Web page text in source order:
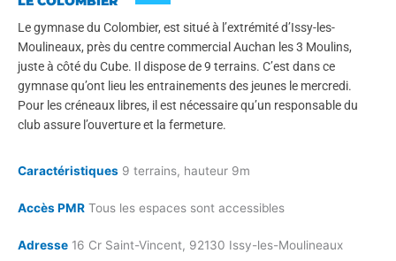
Le gymnase du Colombier, est situé à l’extrémité d’Issy-les-
Moulineaux, près du centre commercial Auchan les 3 Moulins,
juste à côté du Cube. Il dispose de 9 terrains. C’est dans ce
gymnase qu’ont lieu les entrainements des jeunes le mercredi.
Pour les créneaux libres, il est nécessaire qu’un responsable du
club assure l’ouverture et la fermeture.
Caractéristiques 9 terrains, hauteur 9m
Accès PMR Tous les espaces sont accessibles
Adresse 16 Cr Saint-Vincent, 92130 Issy-les-Moulineaux​